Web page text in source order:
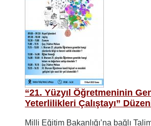
“21. Yüzyıl Öğretmeninin
Yeterlilikleri Çalıştayı”
Milli Eğitim Bakanlığı’na bağlı